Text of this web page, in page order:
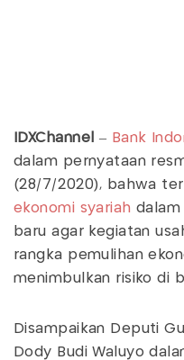
IDXChannel – Bank
dalam pernyataan
(28/7/2020), bahwa
ekonomi syariah dalam
baru agar kegiatan
rangka pemulihan
menimbulkan risiko di
Disampaikan Deputi
Dody Budi Waluyo